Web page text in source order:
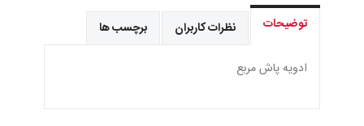
توضیحات نظرات کاربران برچسب ها
ادويه پاش مربع